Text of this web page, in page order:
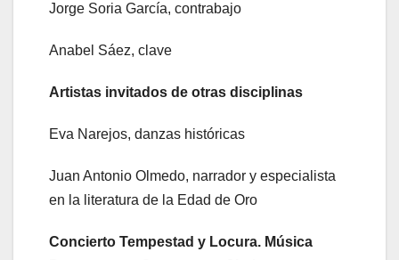
Jorge Soria García, contrabajo
Anabel Sáez, clave
Artistas invitados de otras disciplinas
Eva Narejos, danzas históricas
Juan Antonio Olmedo, narrador y especialista
en la literatura de la Edad de Oro
Concierto Tempestad y Locura. Música